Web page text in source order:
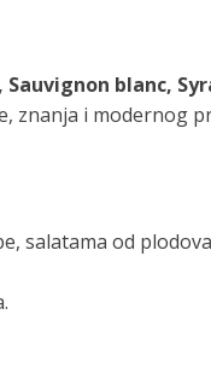
Sauvignon blanc,
znanja i modernog
salatama od